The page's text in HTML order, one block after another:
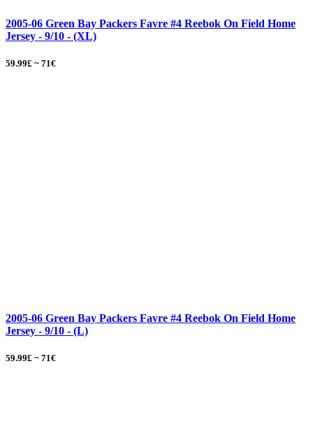
2005-06 Green Bay Packers Favre #4 Reebok On Field Home
Jersey - 9/10 - (XL)
59.99£ ~ 71€
2005-06 Green Bay Packers Favre #4 Reebok On Field Home
Jersey - 9/10 - (L)
59.99£ ~ 71€